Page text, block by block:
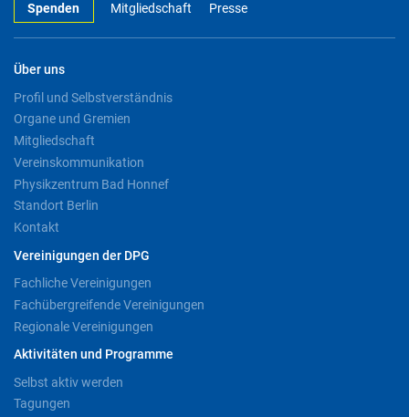
Spenden Mitgliedschaft Presse
Über uns
Profil und Selbstverständnis
Organe und Gremien
Mitgliedschaft
Vereinskommunikation
Physikzentrum Bad Honnef
Standort Berlin
Kontakt
Vereinigungen der DPG
Fachliche Vereinigungen
Fachübergreifende Vereinigungen
Regionale Vereinigungen
Aktivitäten und Programme
Selbst aktiv werden
Tagungen